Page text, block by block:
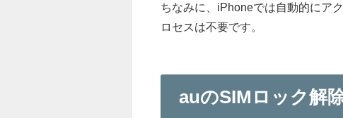
ちなみに、iPhoneでは自動的にア
ロセスは不要です。
auのSIMロック解